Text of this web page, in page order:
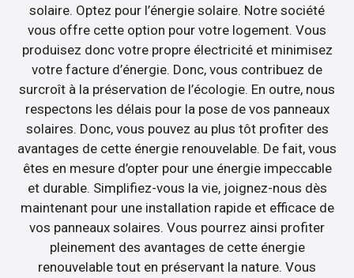
solaire. Optez pour l’énergie solaire. Notre société
vous offre cette option pour votre logement. Vous
produisez donc votre propre électricité et minimisez
votre facture d’énergie. Donc, vous contribuez de
surcroît à la préservation de l’écologie. En outre, nous
respectons les délais pour la pose de vos panneaux
solaires. Donc, vous pouvez au plus tôt profiter des
avantages de cette énergie renouvelable. De fait, vous
êtes en mesure d’opter pour une énergie impeccable
et durable. Simplifiez-vous la vie, joignez-nous dès
maintenant pour une installation rapide et efficace de
vos panneaux solaires. Vous pourrez ainsi profiter
pleinement des avantages de cette énergie
renouvelable tout en préservant la nature. Vous